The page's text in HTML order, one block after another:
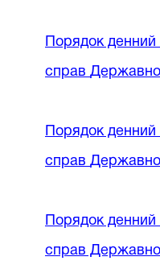
Порядок денний
справ
Порядок денний
справ
Порядок денний
справ